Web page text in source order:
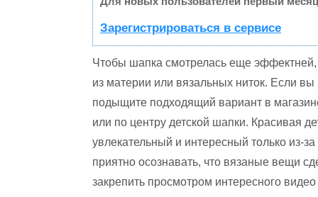
Зарегистрироваться в сервисе
Чтобы шапка смотрелась еще
из материи или вязальных ниток. Если вы
подыщите подходящий вариант в
или по центру детской шапки. Красивая
увлекательный и интересный только из-
приятно осознавать, что вязаные вещи
закрепить просмотром интересного